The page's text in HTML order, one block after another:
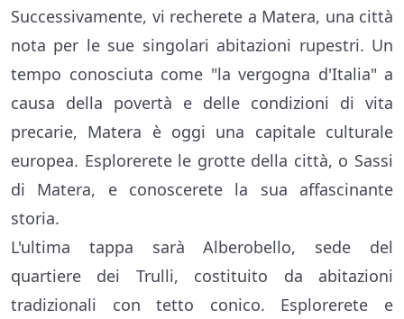
Successivamente, vi recherete a Matera, una città
nota per le sue singolari abitazioni rupestri. Un
tempo conosciuta come "la vergogna d'Italia" a
causa della povertà e delle condizioni di vita
precarie, Matera è oggi una capitale culturale
europea. Esplorerete le grotte della città, o Sassi
di Matera, e conoscerete la sua affascinante
storia.
L'ultima tappa sarà Alberobello, sede del
quartiere dei Trulli, costituito da abitazioni
tradizionali con tetto conico. Esplorerete e